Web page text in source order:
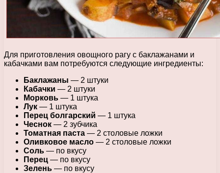
Для приготовления овощного рагу с баклажанами и
кабачками вам потребуются следующие ингредиенты:
Баклажаны — 2 штуки
Кабачки — 2 штуки
Морковь — 1 штука
Лук — 1 штука
Перец болгарский — 1 штука
Чеснок — 2 зубчика
Томатная паста — 2 столовые ложки
Оливковое масло — 2 столовые ложки
Соль — по вкусу
Перец — по вкусу
Зелень — по вкусу